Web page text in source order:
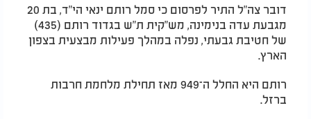
דובר צה"ל התיר לפרסום כי סמל רותם ינאי הי"ד, בת 20
מגבעת עדה בנימינה, מש"קית ת"ש בגדוד רותם (435)
של חטיבת גבעתי, נפלה במהלך פעילות מבצעית בצפון
הארץ.
רותם היא החלל ה־949 מאז תחילת מלחמת חרבות
ברזל.